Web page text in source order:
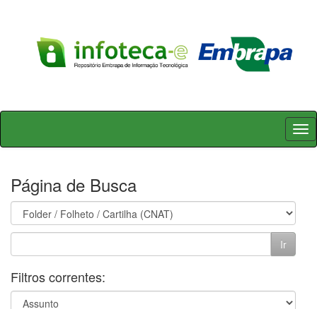
Skip
Página de Busca
Filtros correntes: